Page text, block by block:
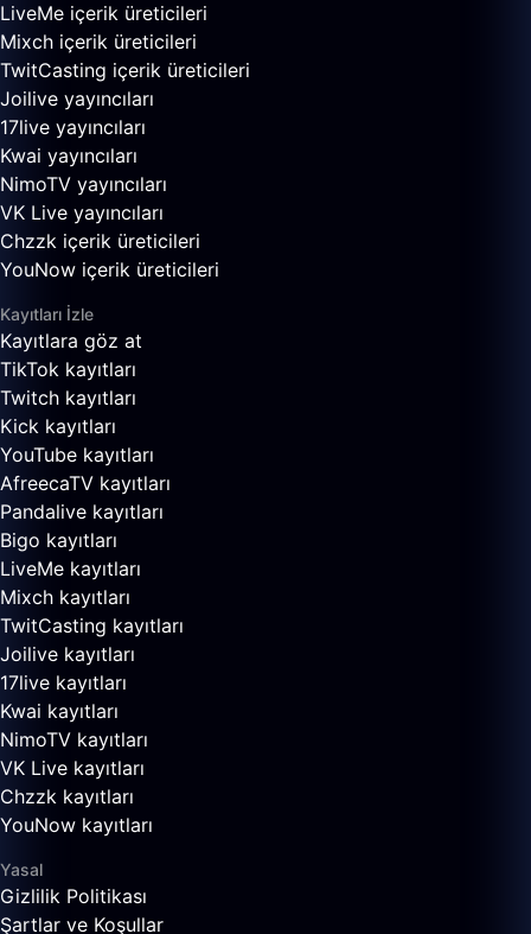
LiveMe içerik üreticileri
Mixch içerik üreticileri
TwitCasting içerik üreticileri
Joilive yayıncıları
17live yayıncıları
Kwai yayıncıları
NimoTV yayıncıları
VK Live yayıncıları
Chzzk içerik üreticileri
YouNow içerik üreticileri
Kayıtları İzle
Kayıtlara göz at
TikTok kayıtları
Twitch kayıtları
Kick kayıtları
YouTube kayıtları
AfreecaTV kayıtları
Pandalive kayıtları
Bigo kayıtları
LiveMe kayıtları
Mixch kayıtları
TwitCasting kayıtları
Joilive kayıtları
17live kayıtları
Kwai kayıtları
NimoTV kayıtları
VK Live kayıtları
Chzzk kayıtları
YouNow kayıtları
Yasal
Gizlilik Politikası
Şartlar ve Koşullar